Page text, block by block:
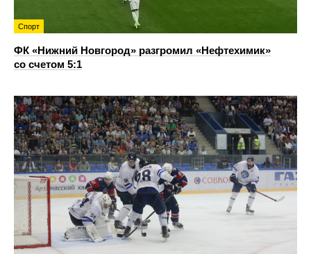
Спорт
ФК «Нижний Новгород» разгромил «Нефтехимик»
со счетом 5:1